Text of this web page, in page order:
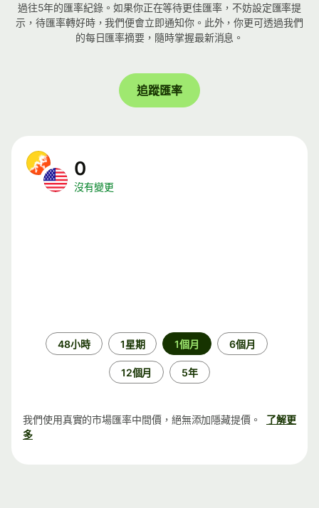
過往5年的匯率紀錄。如果你正在等待更佳匯率，不妨設定匯率提
示，待匯率轉好時，我們便會立即通知你。此外，你更可透過我們
的每日匯率摘要，隨時掌握最新消息。
追蹤匯率
0
沒有變更
48小時 1星期 1個月 6個月
12個月 5年
我們使用真實的市場匯率中間價，絕無添加隱藏提價。
了解更
多